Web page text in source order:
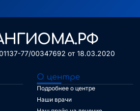
77/00347692 от 18.03.2020
О центре
Подробнее о центре
Наши врачи